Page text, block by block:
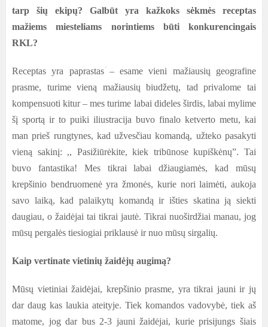
tarp šių ekipų? Galbūt yra kažkoks sėkmės receptas
mažiems miesteliams norintiems būti konkurencingais
RKL?
Receptas yra paprastasؘ – esame vieni mažiausių geografine
prasme, turime vieną mažiausių biudžetų, tad privalome tai
kompensuoti kitur – mes turime labai dideles širdis, labai mylime
šį sportą ir to puiki iliustracija buvo finalo ketverto metu, kai
man prieš rungtynes, kad užvesčiau komandą, užteko pasakyti
vieną sakinį: ,, Pasižiūrėkite, kiek tribūnose kupiškėnų”. Tai
buvo fantastika! Mes tikrai labai džiaugiamės, kad mūsų
krepšinio bendruomenė yra žmonės, kurie nori laimėti, aukoja
savo laiką, kad palaikytų komandą ir išties skatina ją siekti
daugiau, o žaidėjai tai tikrai jautė. Tikrai nuoširdžiai manau, jog
mūsų pergalės tiesiogiai priklausė ir nuo mūsų sirgalių.
Kaip vertinate vietinių žaidėjų augimą?
Mūsų vietiniai žaidėjai, krepšinio prasme, yra tikrai jauni ir jų
dar daug kas laukia ateityje. Tiek komandos vadovybė, tiek aš
matome, jog dar bus 2-3 jauni žaidėjai, kurie prisijungs šiais